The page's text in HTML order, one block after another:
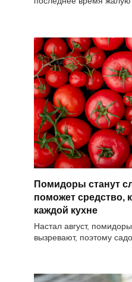
Помидоры станут
поможет средство,
каждой кухне
Настал август,
вызревают, поэтому